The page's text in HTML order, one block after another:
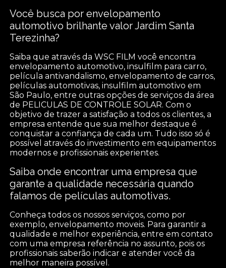
Você busca por envelopamento
automotivo brilhante valor Jardim Santa
Terezinha?
Saiba que através da WSC FILM você encontra
envelopamento automotivo, insulfilm para carro,
película antivandalismo, envelopamento de carros,
películas automotivas, insulfilm automotivo em
São Paulo, entre outras opções de serviços da área
de PELICULAS DE CONTROLE SOLAR. Com o
objetivo de trazer a satisfação a todos os clientes, a
empresa entende que sua melhor destaque é
conquistar a confiança de cada um. Tudo isso só é
possível através do investimento em equipamentos
modernos e profissionais experientes.
Saiba onde encontrar uma empresa que
garante a qualidade necessária quando
falamos de películas automotivas.
Conheça todos os nossos serviços, como por
exemplo, envelopamento moveis. Para garantir a
qualidade e melhor experiência, entre em contato
com uma empresa referência no assunto, pois os
profissionais saberão indicar e atender você da
melhor maneira possível.